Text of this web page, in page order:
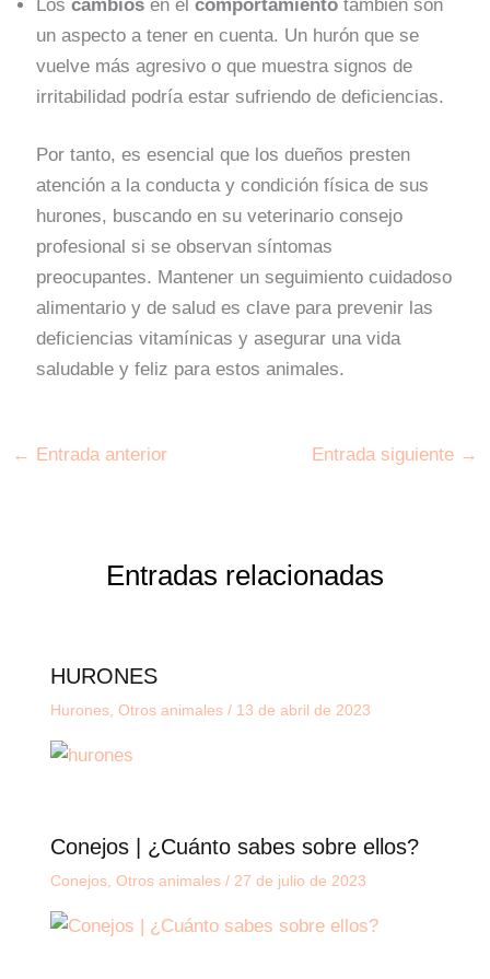
Loscambiosen elcomportamientotambién son
un aspecto a tener en cuenta. Un hurón que se
vuelve más agresivo o que muestra signos de
irritabilidad podría estar sufriendo de deficiencias.
Por tanto, es esencial que los dueños presten
atención a la conducta y condición física de sus
hurones, buscando en su veterinario consejo
profesional si se observan síntomas
preocupantes. Mantener un seguimiento cuidadoso
alimentario y de salud es clave para prevenir las
deficiencias vitamínicas y asegurar una vida
saludable y feliz para estos animales.
← Entrada anterior Entrada siguiente →
Entradas relacionadas
HURONES
Hurones, Otros animales/ 13 de abril de 2023
Conejos | ¿Cuánto sabes sobre ellos?
Conejos, Otros animales/ 27 de julio de 2023